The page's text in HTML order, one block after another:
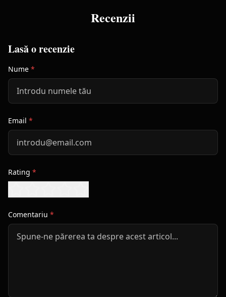
Recenzii
Lasă o recenzie
Nume *
Email *
Rating *
Comentariu *